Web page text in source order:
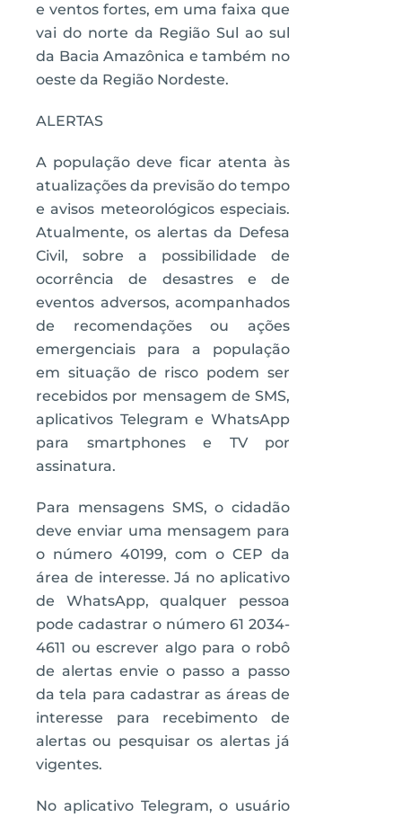
e ventos fortes, em uma faixa que
vai do norte da Região Sul ao sul
da Bacia Amazônica e também no
oeste da Região Nordeste.
ALERTAS
A população deve ficar atenta às
atualizações da previsão do tempo
e avisos meteorológicos especiais.
Atualmente, os alertas da Defesa
Civil, sobre a possibilidade de
ocorrência de desastres e de
eventos adversos, acompanhados
de recomendações ou ações
emergenciais para a população
em situação de risco podem ser
recebidos por mensagem de SMS,
aplicativos Telegram e WhatsApp
para smartphones e TV por
assinatura.
Para mensagens SMS, o cidadão
deve enviar uma mensagem para
o número 40199, com o CEP da
área de interesse. Já no aplicativo
de WhatsApp, qualquer pessoa
pode cadastrar o número 61 2034-
4611 ou escrever algo para o robô
de alertas envie o passo a passo
da tela para cadastrar as áreas de
interesse para recebimento de
alertas ou pesquisar os alertas já
vigentes.
No aplicativo Telegram, o usuário